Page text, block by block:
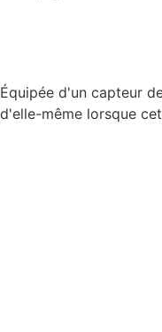
Équipée d'un capteur
d'elle-même lorsque